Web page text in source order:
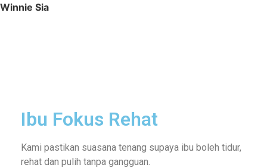
Winnie Sia
Ibu Fokus Rehat
Kami pastikan suasana tenang supaya ibu boleh tidur,
rehat dan pulih tanpa gangguan.